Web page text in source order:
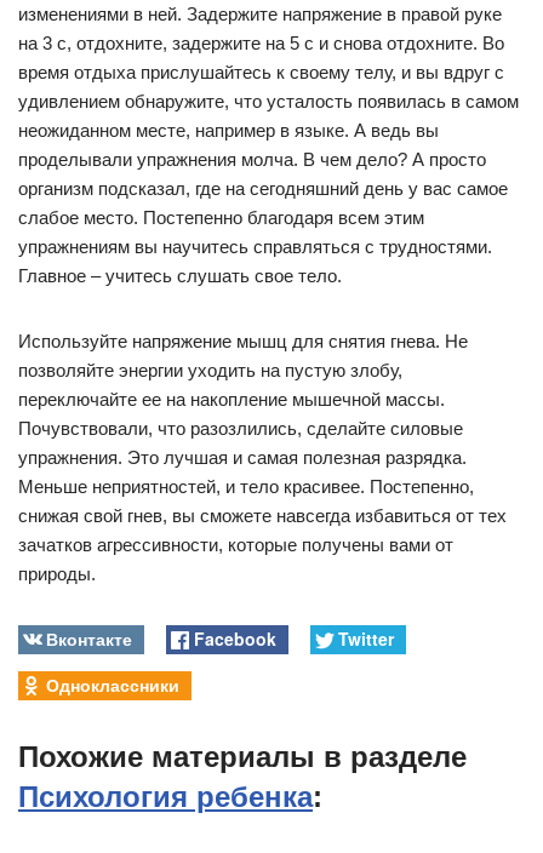
изменениями в ней. Задержите напряжение в правой руке
на 3 с, отдохните, задержите на 5 с и снова отдохните. Во
время отдыха прислушайтесь к своему телу, и вы вдруг с
удивлением обнаружите, что усталость появилась в самом
неожиданном месте, например в языке. А ведь вы
проделывали упражнения молча. В чем дело? А просто
организм подсказал, где на сегодняшний день у вас самое
слабое место. Постепенно благодаря всем этим
упражнениям вы научитесь справляться с трудностями.
Главное – учитесь слушать свое тело.
Используйте напряжение мышц для снятия гнева. Не
позволяйте энергии уходить на пустую злобу,
переключайте ее на накопление мышечной массы.
Почувствовали, что разозлились, сделайте силовые
упражнения. Это лучшая и самая полезная разрядка.
Меньше неприятностей, и тело красивее. Постепенно,
снижая свой гнев, вы сможете навсегда избавиться от тех
зачатков агрессивности, которые получены вами от
природы.
Вконтакте Facebook
Twitter
Одноклассники
Похожие материалы в разделе
Психология ребенка: